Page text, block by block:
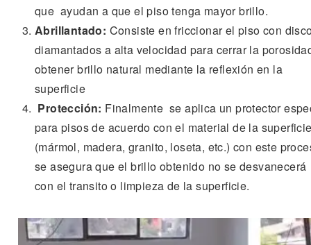
que ayudan a que el piso tenga mayor brillo.
Abrillantado: Consiste en friccionar el piso con
diamantados a alta velocidad para cerrar la
obtener brillo natural mediante la reflexión en la
superficie
Protección: Finalmente se aplica un protector
para pisos de acuerdo con el material de la
(mármol, madera, granito, loseta, etc.) con este
se asegura que el brillo obtenido no se desvanecerá
con el transito o limpieza de la superficie.